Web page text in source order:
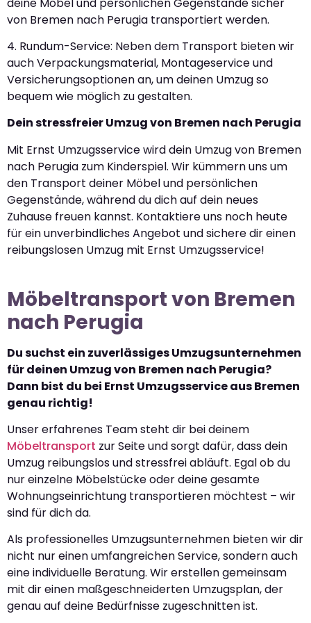
von Bremen nach Perugia transportiert werden.
4. Rundum-Service: Neben dem Transport bieten wir
auch Verpackungsmaterial, Montageservice und
Versicherungsoptionen an, um deinen Umzug so
bequem wie möglich zu gestalten.
Dein stressfreier Umzug von Bremen nach Perugia
Mit Ernst Umzugsservice wird dein Umzug von Bremen
nach Perugia zum Kinderspiel. Wir kümmern uns um
den Transport deiner Möbel und persönlichen
Gegenstände, während du dich auf dein neues
Zuhause freuen kannst. Kontaktiere uns noch heute
für ein unverbindliches Angebot und sichere dir einen
reibungslosen Umzug mit Ernst Umzugsservice!
Möbeltransport von Bremen
nach Perugia
Du suchst ein zuverlässiges Umzugsunternehmen
für deinen Umzug von Bremen nach Perugia?
Dann bist du bei Ernst Umzugsservice aus Bremen
genau richtig!
Unser erfahrenes Team steht dir bei deinem
Möbeltransport zur Seite und sorgt dafür, dass dein
Umzug reibungslos und stressfrei abläuft. Egal ob du
nur einzelne Möbelstücke oder deine gesamte
Wohnungseinrichtung transportieren möchtest – wir
sind für dich da.
Als professionelles Umzugsunternehmen bieten wir dir
nicht nur einen umfangreichen Service, sondern auch
eine individuelle Beratung. Wir erstellen gemeinsam
mit dir einen maßgeschneiderten Umzugsplan, der
genau auf deine Bedürfnisse zugeschnitten ist.